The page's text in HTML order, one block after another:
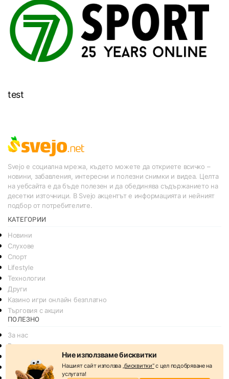
test
Svejo е социална мрежа, където можете да откриете всичко –
новини, забавления, интересни и полезни снимки и видеа. Целта
на уебсайта е да бъде полезен и да обединява съдържанието на
десетки източници. В Svejo акцентът е информацията и нейният
подбор от потребителите.
КАТЕГОРИИ
Новини
Слухове
Спорт
Lifestyle
Технологии
Други
Казино игри онлайн безплатно
Търговия с акции
ПОЛЕЗНО
За нас
Реклама
Условия за споделяне
Ние използваме бисквитки
Нашият сайт използва „бисквитки“с цел подобряване на
услугата!